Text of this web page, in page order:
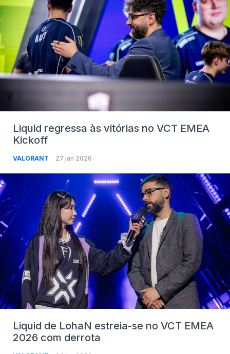
Liquid regressa às vitórias no VCT EMEA
Kickoff
VALORANT 27 jan 2026
Liquid de LohaN estreia-se no VCT EMEA
2026 com derrota